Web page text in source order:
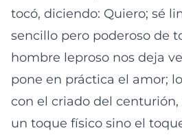
tocó, diciendo: Quiero; sé
sencillo pero poderoso de
hombre leproso nos deja
pone en práctica el amor;
con el criado del
un toque físico sino el